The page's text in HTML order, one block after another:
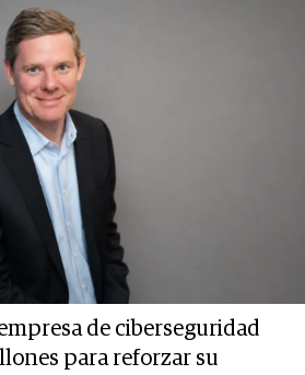
de ciberseguridad
para reforzar su